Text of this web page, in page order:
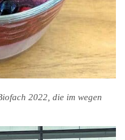
2022, die im wegen